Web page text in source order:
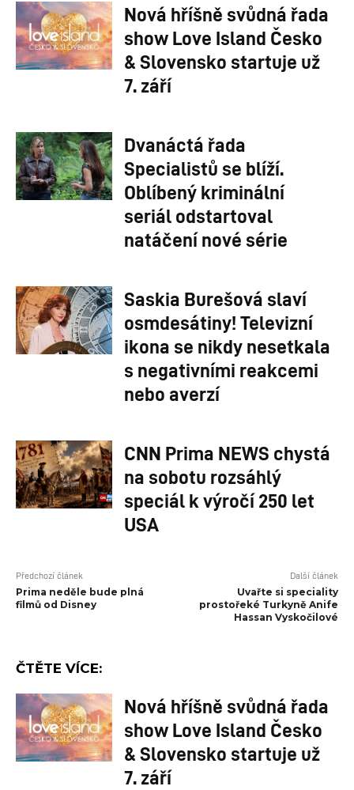
Nová hříšně svůdná řada
show Love Island Česko
& Slovensko startuje už
7. září
Dvanáctá řada
Specialistů se blíží.
Oblíbený kriminální
seriál odstartoval
natáčení nové série
Saskia Burešová slaví
osmdesátiny! Televizní
ikona se nikdy nesetkala
s negativními reakcemi
nebo averzí
CNN Prima NEWS chystá
na sobotu rozsáhlý
speciál k výročí 250 let
USA
Předchozí článek
Prima neděle bude plná
filmů od Disney
Další článek
Uvařte si speciality
prostořeké Turkyně Anife
Hassan Vyskočilové
ČTĚTE VÍCE:
Nová hříšně svůdná řada
show Love Island Česko
& Slovensko startuje už
7. září